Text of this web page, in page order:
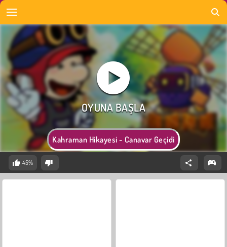
Kahraman Hikayesi - Canavar Geçidi
45%